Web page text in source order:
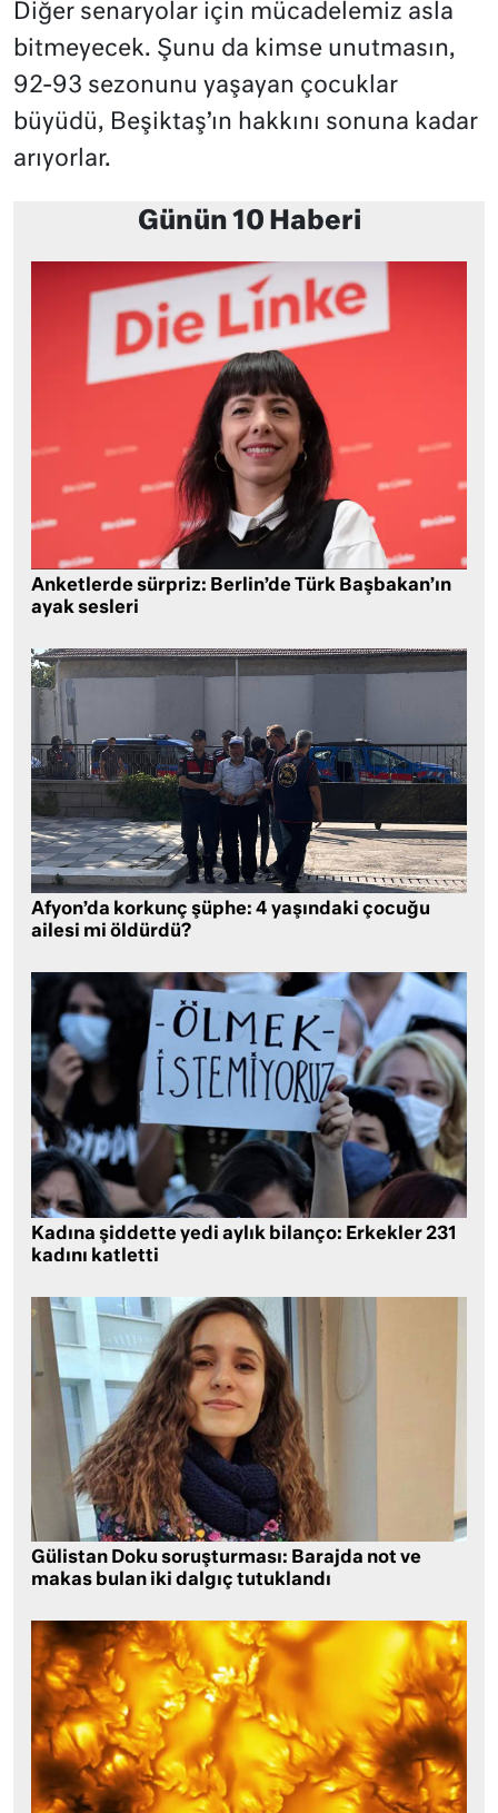
Diğer senaryolar için mücadelemiz asla
bitmeyecek. Şunu da kimse unutmasın,
92-93 sezonunu yaşayan çocuklar
büyüdü, Beşiktaş’ın hakkını sonuna kadar
arıyorlar.
Günün 10 Haberi
Anketlerde sürpriz: Berlin’de Türk Başbakan’ın
ayak sesleri
Afyon’da korkunç şüphe: 4 yaşındaki çocuğu
ailesi mi öldürdü?
Kadına şiddette yedi aylık bilanço: Erkekler 231
kadını katletti
Gülistan Doku soruşturması: Barajda not ve
makas bulan iki dalgıç tutuklandı